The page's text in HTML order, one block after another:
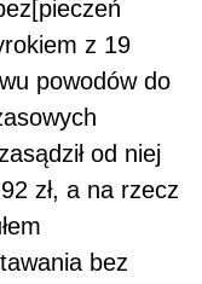
z 19
powodów do
od niej
zł, a na rzecz
bez